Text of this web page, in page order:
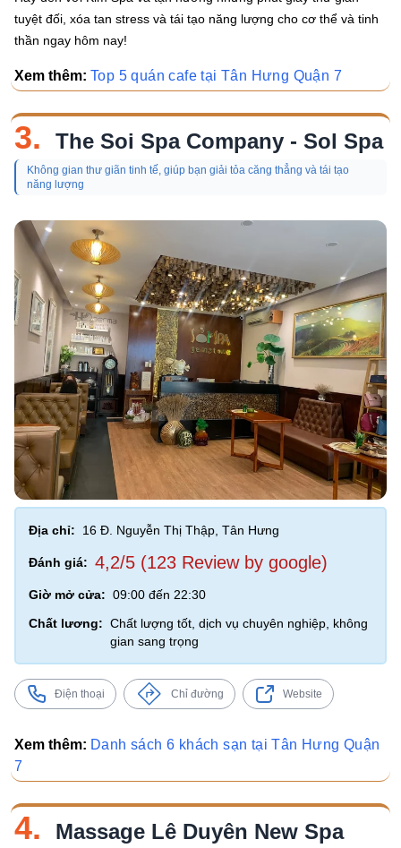
tuyệt đối, xóa tan stress và tái tạo năng lượng cho cơ thể và tinh
thần ngay hôm nay!
Xem thêm: Top 5 quán cafe tại Tân Hưng Quận 7
3. The Soi Spa Company - Sol Spa
Không gian thư giãn tinh tế, giúp bạn giải tỏa căng thẳng và tái tạo
năng lượng
Địa chỉ: 16 Đ. Nguyễn Thị Thập, Tân Hưng
Đánh giá: 4,2/5 (123 Review by google)
Giờ mở cửa: 09:00 đến 22:30
Chất lương: Chất lượng tốt, dịch vụ chuyên nghiệp, không
gian sang trọng
Điện thoại Chỉ đường Website
Xem thêm: Danh sách 6 khách sạn tại Tân Hưng Quận
7
4. Massage Lê Duyên New Spa